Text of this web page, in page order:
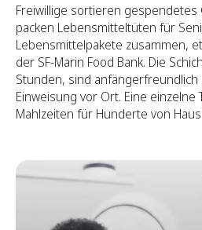
Freiwillige sortieren gespendetes
packen Lebensmitteltüten für
Lebensmittelpakete zusammen,
der SF-Marin Food Bank. Die
Stunden, sind
Einweisung vor Ort. Eine einzelne
Mahlzeiten für Hunderte von